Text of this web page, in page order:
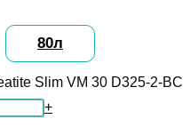
80л
Slim VM 30 D325-2-BC
+